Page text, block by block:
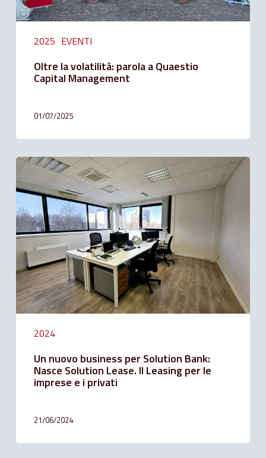
2025 EVENTI
Oltre la volatilità: parola a Quaestio
Capital Management
01/07/2025
2024
Un
nuovo
business
per
Solution
Bank:
Nasce
Solution
Lease.
Il
Leasing
per
le
imprese
privatiUn nuovo business per Solution Bank:
Nasce Solution Lease. Il Leasing per le
imprese e i privati
21/06/2024